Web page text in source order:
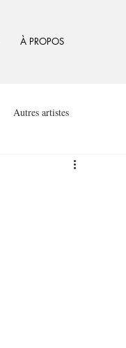
À PROPOS
Autres artistes